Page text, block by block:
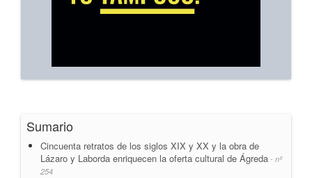
Sumario
Cincuenta retratos de los siglos XIX y XX y la obra de
Lázaro y Laborda enriquecen la oferta cultural de Ágreda - nº
254